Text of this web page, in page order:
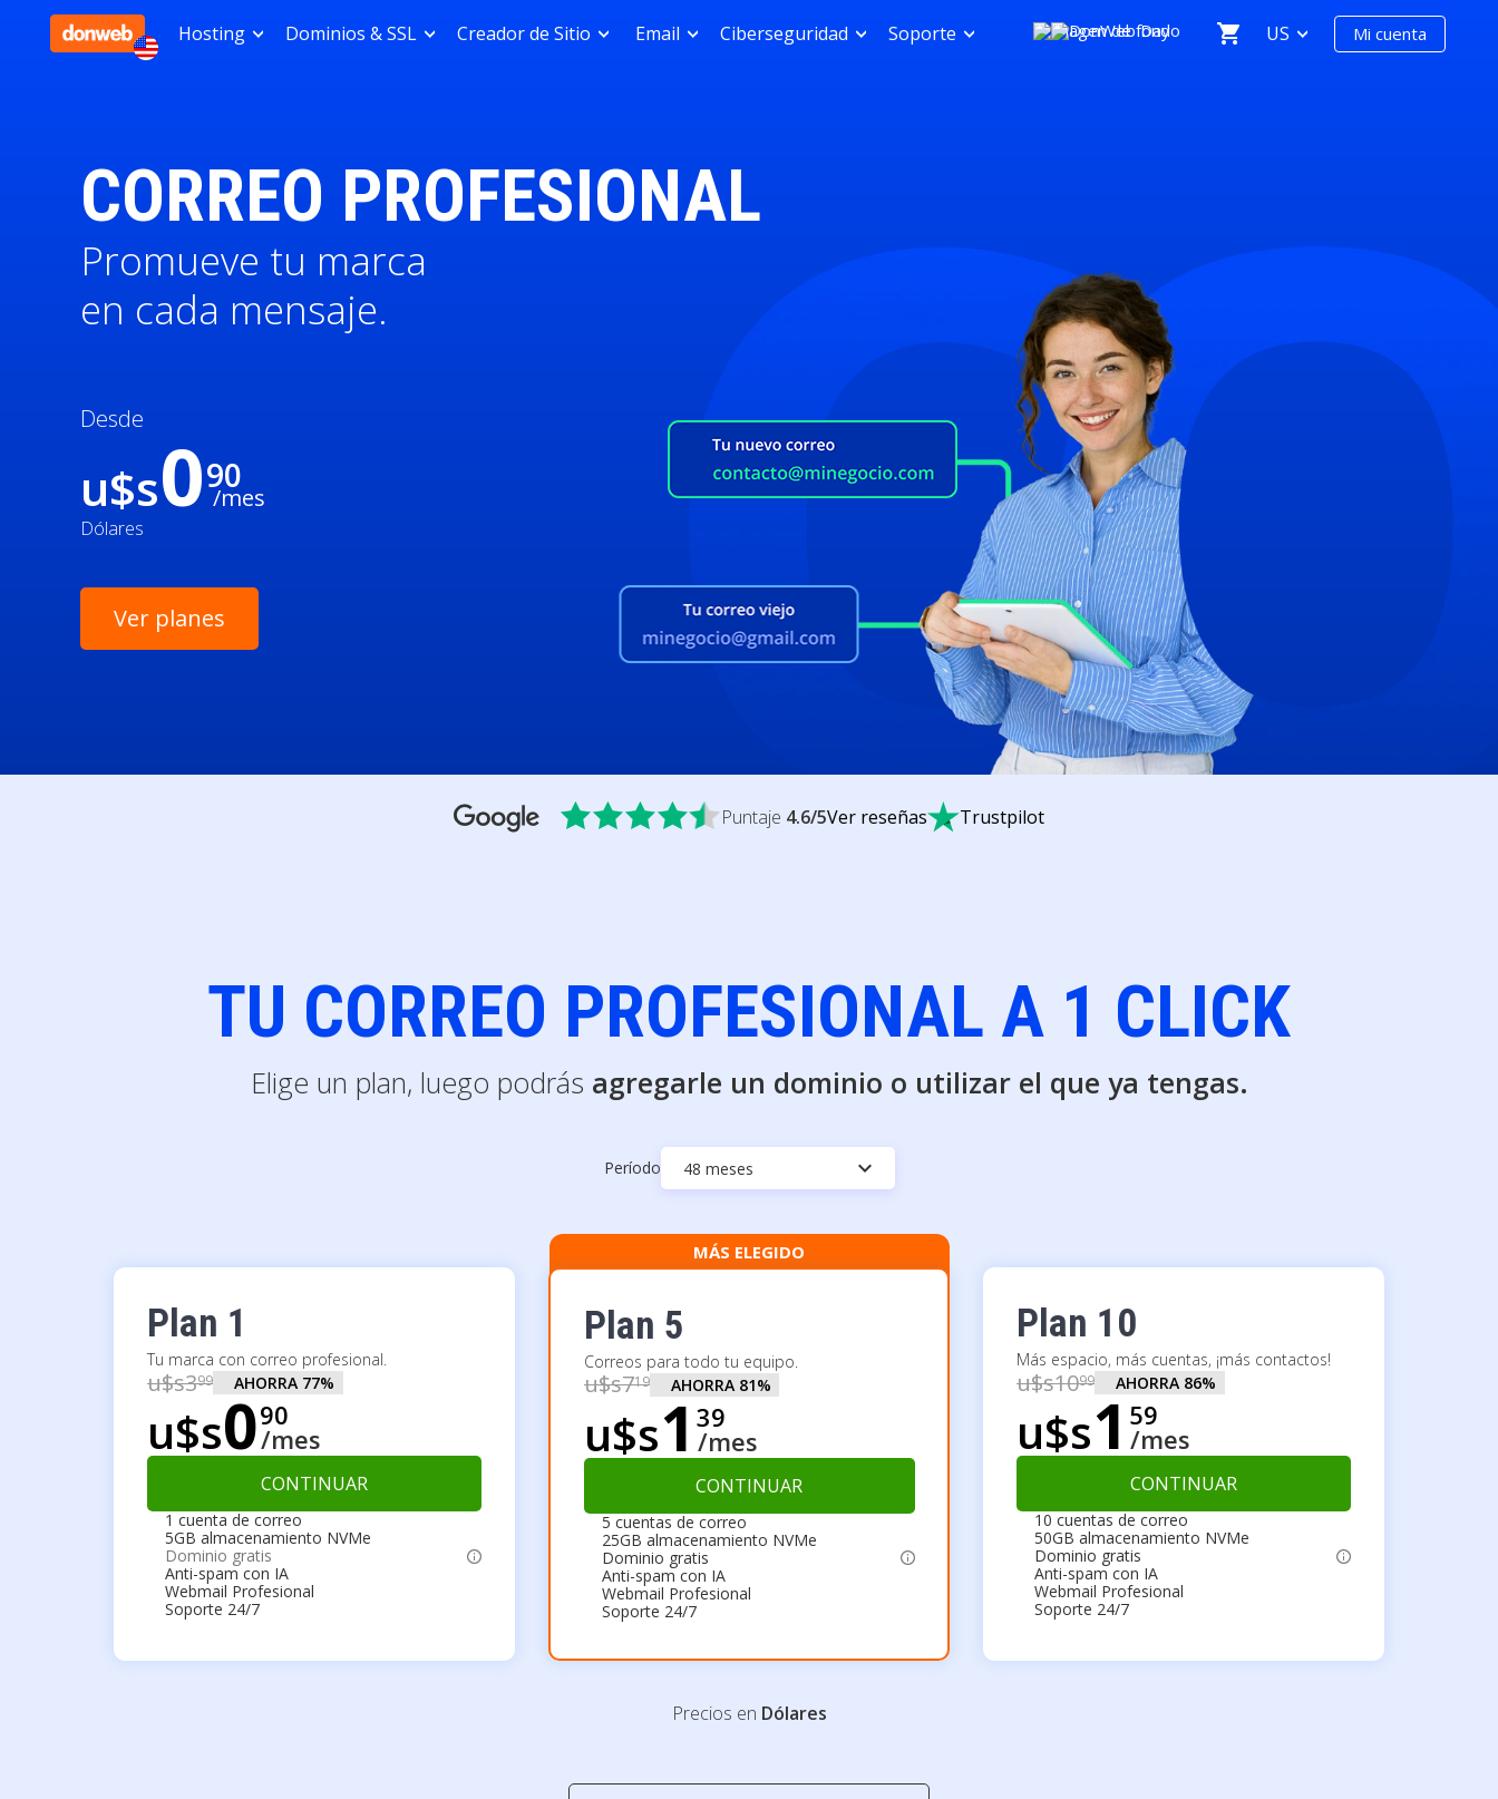
Hosting Dominios & SSL Creador de Sitio Email Ciberseguridad Soporte US Mi cuenta
CORREO PROFESIONAL
Promueve tu marca
en cada mensaje.
Desde
u$s090
/mes
Dólares
Ver planes
Puntaje 4.6/5Ver reseñas Trustpilot
TU CORREO PROFESIONAL A 1 CLICK
Elige un plan, luego podrás agregarle un dominio o utilizar el que ya tengas.
Período 48 meses keyboard_arrow_down
Plan 1
Tu marca con correo profesional.
u$s399 AHORRA 77%
u$s090
/mes
CONTINUAR
1 cuenta de correo
5GB almacenamiento NVMe
Dominio gratis
Anti-spam con IA
Webmail Profesional
Soporte 24/7
MÁS ELEGIDO
Plan 5
Correos para todo tu equipo.
u$s719 AHORRA 81%
u$s1 39
/mes
CONTINUAR
5 cuentas de correo
25GB almacenamiento NVMe
Dominio gratis
Anti-spam con IA
Webmail Profesional
Soporte 24/7
Plan 10
Más espacio, más cuentas, ¡más contactos!
u$s1099 AHORRA 86%
u$s1 59
/mes
CONTINUAR
10 cuentas de correo
50GB almacenamiento NVMe
Dominio gratis
Anti-spam con IA
Webmail Profesional
Soporte 24/7
Precios en Dólares